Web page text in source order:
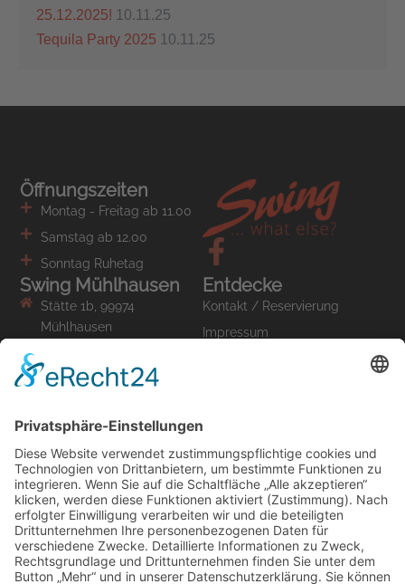
25.12.2025! 10.11.25
Tequila Party 2025 10.11.25
Öffnungszeiten
Montag - Freitag ab 11.00
Samstag ab 12.00
Sonntag Ruhetag
Entdecke
Kontakt / Reservierung
Impressum
Swing Mühlhausen
Stätte 1b, 99974
Mühlhausen
info (at) swing-
Wir nehmen am
Förderprogramm teil.